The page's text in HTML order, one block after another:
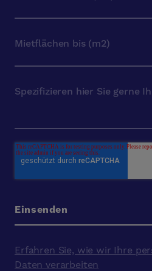
Erfahren Sie, wie wir Ihre
Daten verarbeiten